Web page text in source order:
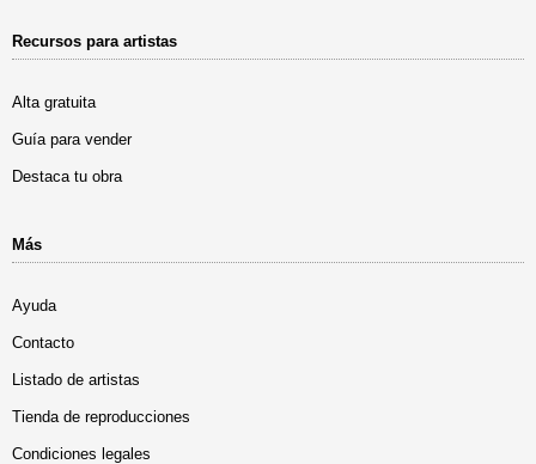
Recursos para artistas
Alta gratuita
Guía para vender
Destaca tu obra
Más
Ayuda
Contacto
Listado de artistas
Tienda de reproducciones
Condiciones legales